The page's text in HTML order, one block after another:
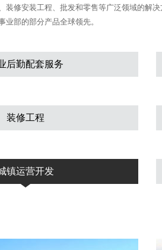
装修安装工程、批发和零售等广泛领域的解
业部的部分产品全球领先。
后勤配套服务
装修工程
镇运营开发